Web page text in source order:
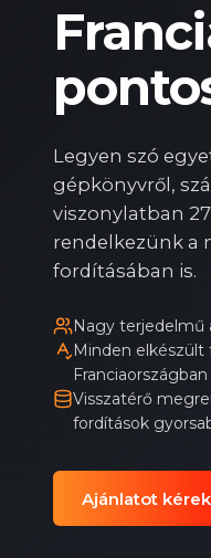
Legyen szó
gépkönyvről,
viszonylatban
rendelkezünk a
fordításában is.
Nagy terjedelmű
Minden elkészült
Visszatérő
fordítások
Ajánlatot kérek